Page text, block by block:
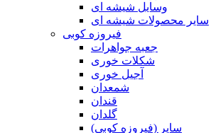
وسایل شیشه ای
سایر محصولات شیشه ای
فیروزه کوبی
جعبه جواهرات
شکلات خوری
آجیل خوری
شمعدان
قندان
گلدان
سایر (فیروزه کوبی)